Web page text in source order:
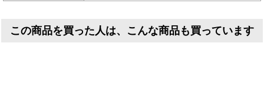
この商品を買った人は、こんな商品も買っています